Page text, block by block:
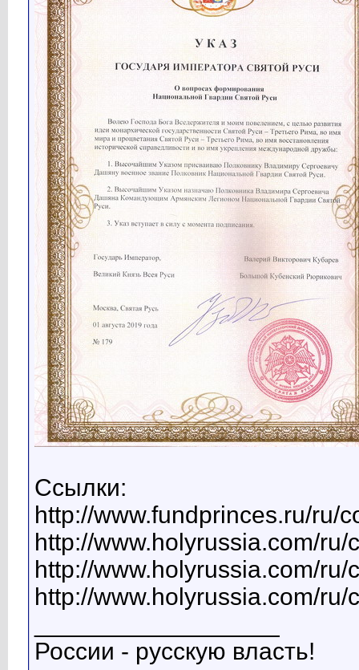
Ссылки:
http://www.fundprinces.ru/ru/
http://www.holyrussia.com/ru/
http://www.holyrussia.com/ru/
http://www.holyrussia.com/ru/
России - русскую власть!